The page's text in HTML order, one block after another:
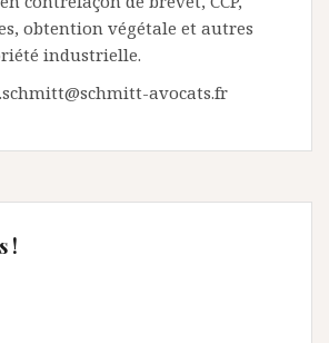
obtention végétale et autres
industrielle.
avocats.fr
!